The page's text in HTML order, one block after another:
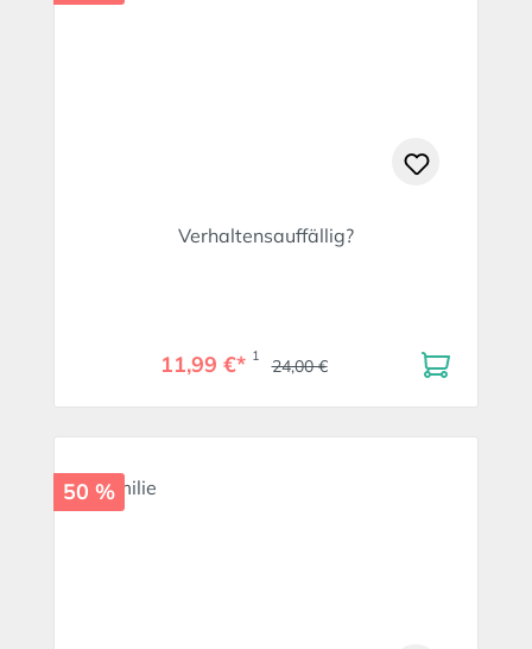
Verhaltensauffällig?
11,99 €* 1 24,00 €
50 %